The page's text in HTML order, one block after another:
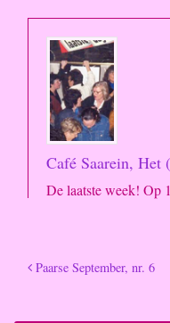
Café Saarein, Het
De laatste week! Op
Paarse September, nr. 6